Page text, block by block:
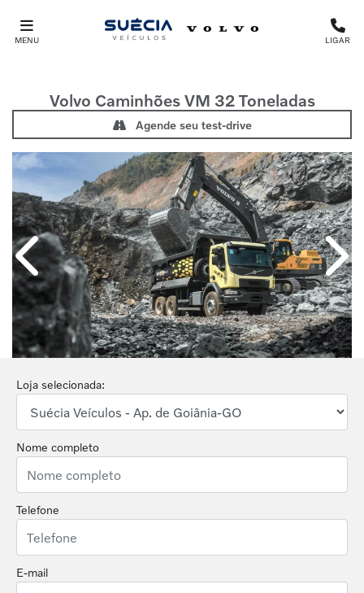
MENU LIGAR
Volvo CaminhõesVM 32 Toneladas
Agende seu test-drive
Loja selecionada:
Nome completo
Telefone
E-mail
Anterior